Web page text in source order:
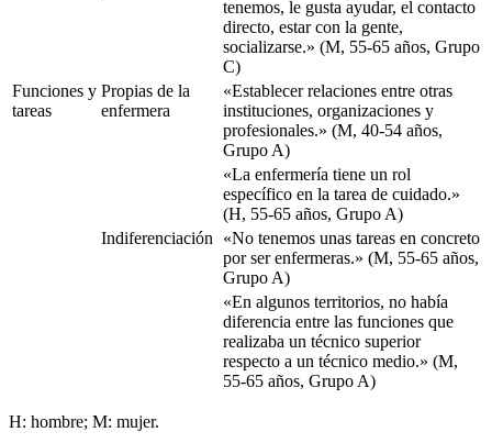
tenemos, le gusta ayudar, el contacto
directo, estar con la gente,
socializarse.» (M, 55-65 años, Grupo
C)
Funciones y
tareas
Propias de la
enfermera
«Establecer relaciones entre otras
instituciones, organizaciones y
profesionales.» (M, 40-54 años,
Grupo A)
«La enfermería tiene un rol
específico en la tarea de cuidado.»
(H, 55-65 años, Grupo A)
Indiferenciación
«No tenemos unas tareas en concreto
por ser enfermeras.» (M, 55-65 años,
Grupo A)
«En algunos territorios, no había
diferencia entre las funciones que
realizaba un técnico superior
respecto a un técnico medio.» (M,
55-65 años, Grupo A)
H: hombre; M: mujer.